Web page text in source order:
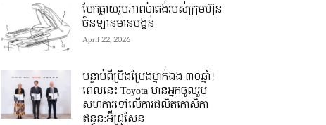
បែកធ្លាយរូបភាពប៉ាតង់របស់ក្រុមហ៊ុន
ចិនឡានមានបង្គន់
April 22, 2026
បន្ទាប់ពីប្រឹងប្រែងម្នាក់ឯង ៣០ឆ្នាំ! ​
ពេលនេះ Toyota មានអ្នកចូលរួម
សហការទៅលើការផលិតកោសិកា
ឥន្ធន:អ៊ីដ្រូសែន